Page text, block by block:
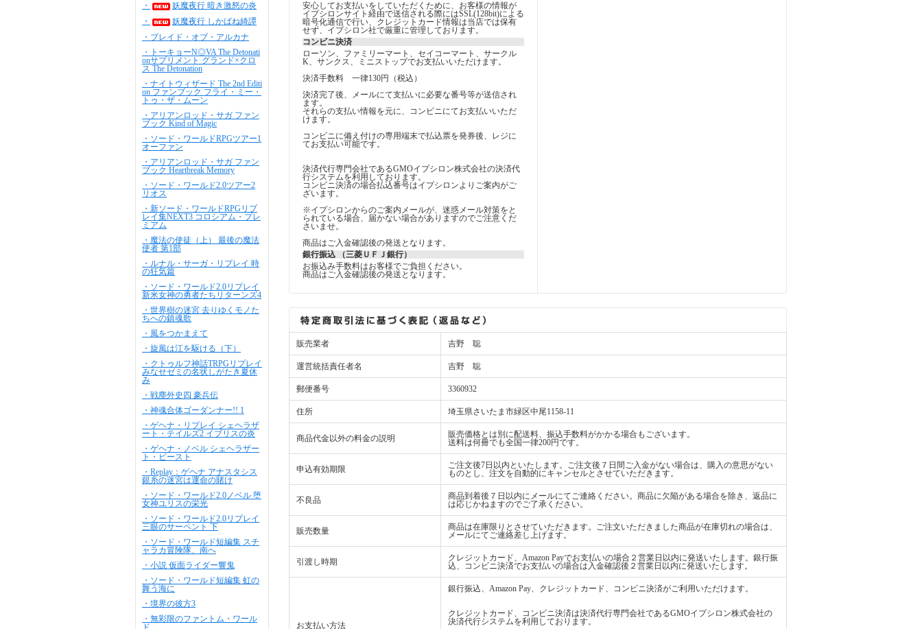
・
妖魔夜行 暗き激怒の炎
・
妖魔夜行 しかばね綺譚
・ブレイド・オブ・アルカナ
・トーキョーN◎VA The Detonati
onサプリメント グランド×クロ
ス The Detonation
・ナイトウィザード The 2nd Editi
on ファンブック フライ・ミー・
トゥ・ザ・ムーン
・アリアンロッド・サガ ファン
ブック Kind of Magic
・ソード・ワールドRPGツアー1
オーファン
・アリアンロッド・サガ ファン
ブック Heartbreak Memory
・ソード・ワールド2.0ツアー2
リオス
・新ソード・ワールドRPGリプ
レイ集NEXT3 コロシアム・プレ
ミアム
・魔法の使徒（上） 最後の魔法
使者 第1部
・ルナル・サーガ・リプレイ 時
の狂気篇
・ソード・ワールド2.0リプレイ
新米女神の勇者たちリターンズ4
・世界樹の迷宮 去りゆくモノた
ちへの鎮魂歌
・風をつかまえて
・旋風は江を駆ける（下）
・クトゥルフ神話TRPGリプレイ
みなせゼミの名状しがたき夏休
み
・戦塵外史四 豪兵伝
・神魂合体ゴーダンナー!! 1
・ゲヘナ・リプレイ シェヘラザ
ート・テイルズ2 イブリスの炎
・ゲヘナ・ノベル シェヘラザー
ト・ビースト
・Replay：ゲヘナ アナスタシス
銀糸の迷宮は運命の賭け
・ソード・ワールド2.0ノベル 堕
女神ユリスの栄光
・ソード・ワールド2.0リプレイ
三眼のサーペント 下
・ソード・ワールド短編集 スチ
ャラカ冒険隊、南へ
・小説 仮面ライダー響鬼
・ソード・ワールド短編集 虹の
舞う海に
・境界の彼方3
・無彩限のファントム・ワール
ド
安心してお支払いをしていただくために、お客様の情報が
イプシロンサイト経由で送信される際にはSSL(128bit)による
暗号化通信で行い、クレジットカード情報は当店では保有
せず、イプシロン社で厳重に管理しております。
コンビニ決済
ローソン、ファミリーマート、セイコーマート、サークル
K、サンクス、ミニストップでお支払いいただけます。
決済手数料 一律130円（税込）
決済完了後、メールにて支払いに必要な番号等が送信され
ます。
それらの支払い情報を元に、コンビニにてお支払いいただ
けます。
コンビニに備え付けの専用端末で払込票を発券後、レジに
てお支払い可能です。
決済代行専門会社であるGMOイプシロン株式会社の決済代
行システムを利用しております。
コンビニ決済の場合払込番号はイプシロンよりご案内がご
ざいます。
※イプシロンからのご案内メールが、迷惑メール対策をと
られている場合、届かない場合がありますのでご注意くだ
さいませ。
商品はご入金確認後の発送となります。
銀行振込 （三菱ＵＦＪ銀行）
お振込み手数料はお客様でご負担ください。
商品はご入金確認後の発送となります。
販売業者 吉野 聡
運営統括責任者名 吉野 聡
郵便番号 3360932
住所 埼玉県さいたま市緑区中尾1158-11
商品代金以外の料金の説明
販売価格とは別に配送料、振込手数料がかかる場合もございます。
送料は何冊でも全国一律200円です。
申込有効期限
ご注文後7日以内といたします。ご注文後７日間ご入金がない場合は、購入の意思がない
ものとし、注文を自動的にキャンセルとさせていただきます。
不良品
商品到着後７日以内にメールにてご連絡ください。商品に欠陥がある場合を除き、返品に
は応じかねますのでご了承ください。
販売数量
商品は在庫限りとさせていただきます。ご注文いただきました商品が在庫切れの場合は、
メールにてご連絡差し上げます。
引渡し時期
クレジットカード、Amazon Payでお支払いの場合２営業日以内に発送いたします。銀行振
込、コンビニ決済でお支払いの場合は入金確認後２営業日以内に発送いたします。
お支払い方法
銀行振込、Amazon Pay、クレジットカード、コンビニ決済がご利用いただけます。
クレジットカード、コンビニ決済は決済代行専門会社であるGMOイプシロン株式会社の
決済代行システムを利用しております。